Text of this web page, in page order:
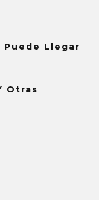
Puede Llegar
Otras